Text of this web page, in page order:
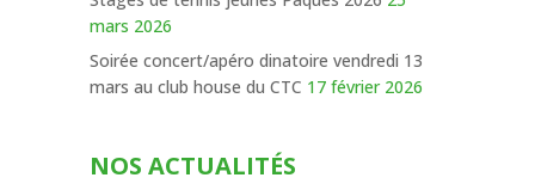
mars 2026
Soirée concert/apéro dinatoire vendredi 13
mars au club house du CTC 17 février 2026
NOS ACTUALITÉS